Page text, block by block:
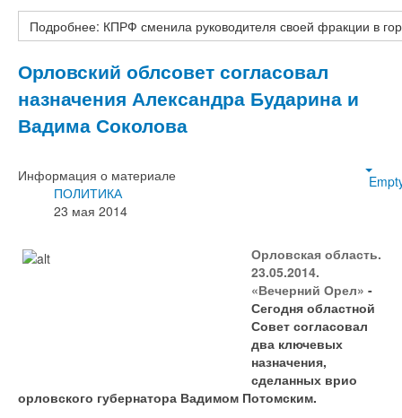
Подробнее: КПРФ сменила руководителя своей фракции в
Орловский облсовет согласовал
назначения Александра Бударина и
Вадима Соколова
Информация о материале
ПОЛИТИКА
23 мая 2014
Орловская область.
23.05.2014.
«Вечерний Орел» -
Сегодня областной
Совет согласовал
два ключевых
назначения,
сделанных врио
орловского губернатора Вадимом Потомским.